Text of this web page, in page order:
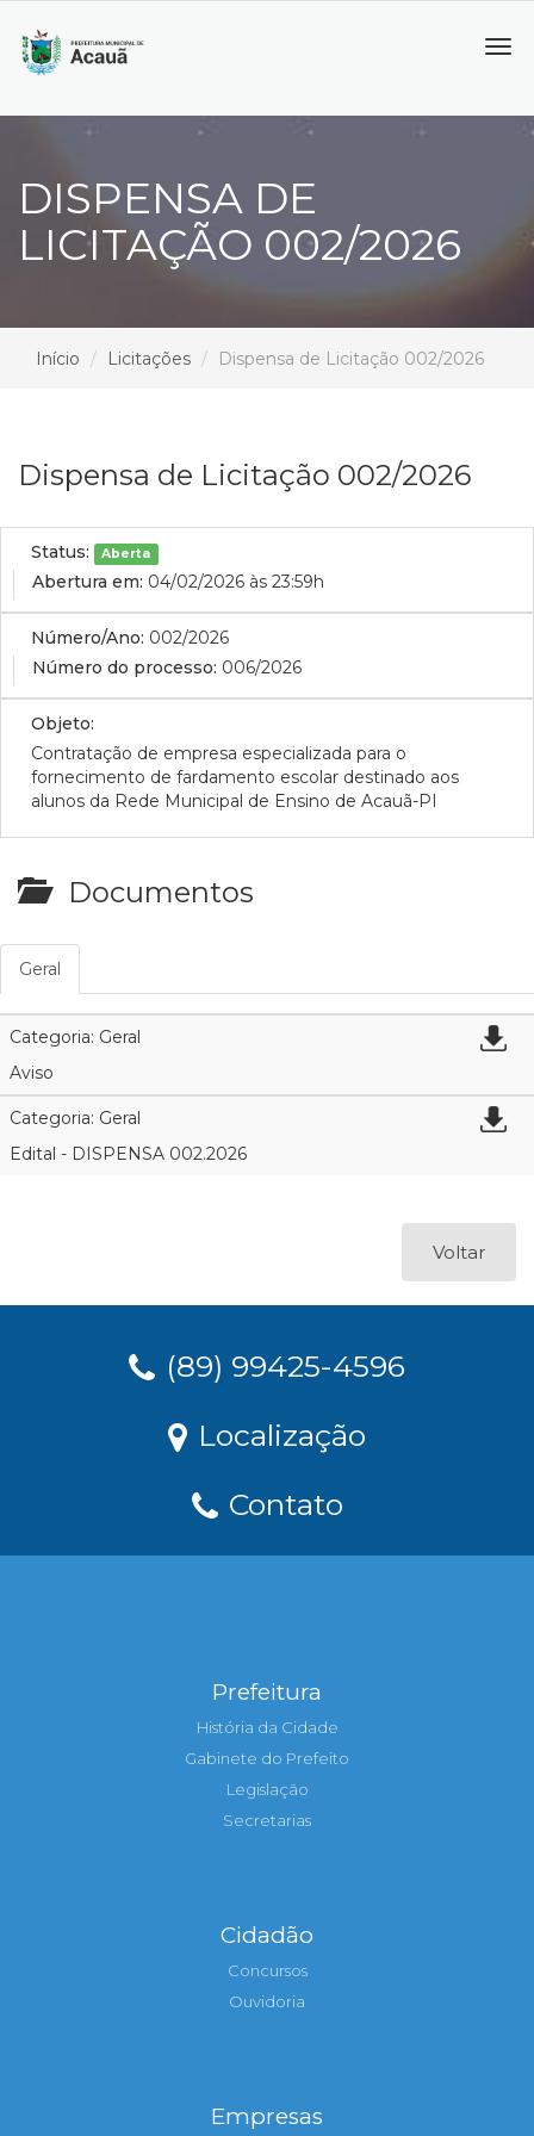
DISPENSA DE
LICITAÇÃO 002/2026
Início Licitações Dispensa de Licitação 002/2026
Dispensa de Licitação 002/2026
Status: Aberta
Abertura em: 04/02/2026 às 23:59h
Número/Ano: 002/2026
Número do processo: 006/2026
Objeto:
Contratação de empresa especializada para o
fornecimento de fardamento escolar destinado aos
alunos da Rede Municipal de Ensino de Acauã-PI
Documentos
Geral
Categoria: Geral
Aviso
Categoria: Geral
Edital - DISPENSA 002.2026
Voltar
(89) 99425-4596
Localização
Contato
Prefeitura
História da Cidade
Gabinete do Prefeito
Legislação
Secretarias
Cidadão
Concursos
Ouvidoria
Empresas